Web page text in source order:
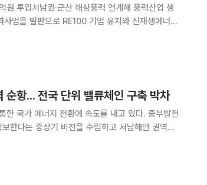
투입서남권·군산 해상풍력 연계해 풍력산업 생
순항... 전국 단위 밸류체인 구축 박차
한 국가 에너지 전환에 속도를 내고 있다. 중부발전
한다는 중장기 비전을 수립하고 서남해안 권역을
대에 조성되는 ‘신안우